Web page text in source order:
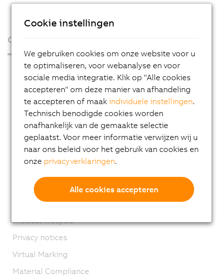
Over ons
Press Room
AutoMates
Email news service
Career
Locations
Imprint
Product lifecycle
Privacy notices
Virtual Marking
Material Compliance
Cookie instellingen
We gebruiken cookies om onze website voor u
te optimaliseren, voor webanalyse en voor
sociale media integratie. Klik op "Alle cookies
accepteren" om deze manier van afhandeling
te accepteren of maakindividuele instellingen.
Technisch benodigde cookies worden
onafhankelijk van de gemaakte selectie
geplaatst. Voor meer informatie verwijzen wij u
naar ons beleid voor het gebruik van cookies en
onze privacyverklaringen.
Alle cookies accepteren